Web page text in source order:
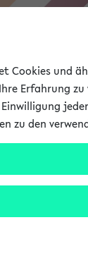
Forschung
Cookies und
Erfahrung
Einwilligung
zu den